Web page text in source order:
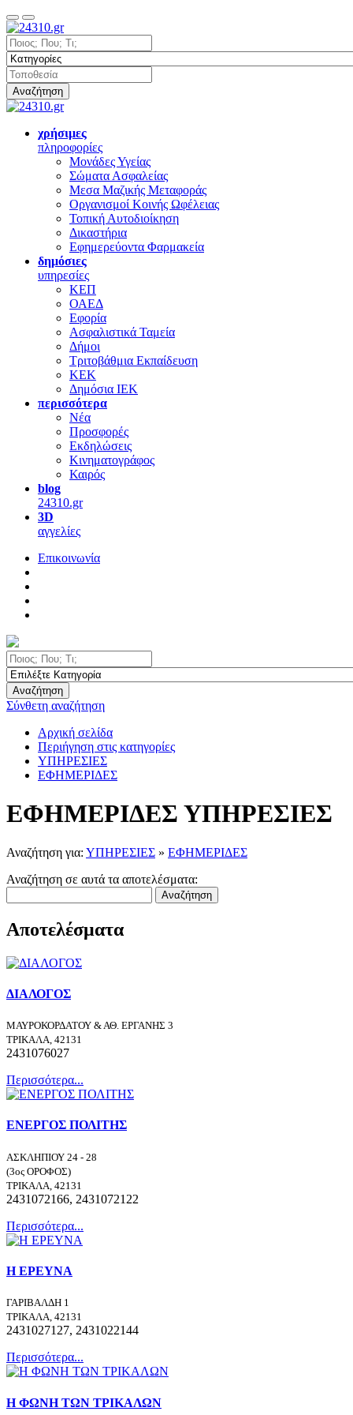
Αναζήτηση
χρήσιμες
πληροφορίες
Μονάδες Υγείας
Σώματα Ασφαλείας
Μεσα Μαζικής Μεταφοράς
Οργανισμοί Κοινής Ωφέλειας
Τοπική Αυτοδιοίκηση
Δικαστήρια
Εφημερεύοντα Φαρμακεία
δημόσιες
υπηρεσίες
ΚΕΠ
ΟΑΕΔ
Εφορία
Ασφαλιστικά Ταμεία
Δήμοι
Τριτοβάθμια Εκπαίδευση
ΚΕΚ
Δημόσια ΙΕΚ
περισσότερα
Νέα
Προσφορές
Εκδηλώσεις
Κινηματογράφος
Καιρός
blog
24310.gr
3D
αγγελίες
Επικοινωνία
Αναζήτηση
Σύνθετη αναζήτηση
Αρχική σελίδα
Περιήγηση στις κατηγορίες
ΥΠΗΡΕΣΙΕΣ
ΕΦΗΜΕΡΙΔΕΣ
ΕΦΗΜΕΡΙΔΕΣ ΥΠΗΡΕΣΙΕΣ
Αναζήτηση για: ΥΠΗΡΕΣΙΕΣ » ΕΦΗΜΕΡΙΔΕΣ
Αναζήτηση σε αυτά τα αποτελέσματα:
Αναζήτηση
Αποτελέσματα
ΔΙΑΛΟΓΟΣ
ΜΑΥΡΟΚΟΡΔΑΤΟΥ & ΑΘ. ΕΡΓΑΝΗΣ 3
ΤΡΙΚΑΛΑ, 42131
2431076027
Περισσότερα...
ΕΝΕΡΓΟΣ ΠΟΛΙΤΗΣ
ΑΣΚΛΗΠΙΟΥ 24 - 28
(3ος ΟΡΟΦΟΣ)
ΤΡΙΚΑΛΑ, 42131
2431072166, 2431072122
Περισσότερα...
Η ΕΡΕΥΝΑ
ΓΑΡΙΒΑΛΔΗ 1
ΤΡΙΚΑΛΑ, 42131
2431027127, 2431022144
Περισσότερα...
Η ΦΩΝΗ ΤΩΝ ΤΡΙΚΑΛΩΝ